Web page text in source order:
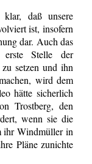
daß unsere
ist, insofern
dar. Auch das
Stelle der
setzen und ihn
wird dem
hätte sicherlich
Trostberg, den
wenn sie die
ihr Windmüller in
Pläne zunichte